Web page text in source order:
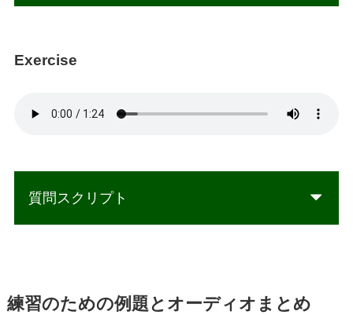
Exercise
質問スクリプト
練習のための例題とオーディオまとめ